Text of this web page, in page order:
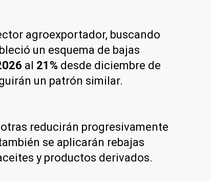
agroexportador, buscando
un esquema de bajas
al 21% desde diciembre de
un patrón similar.
reducirán progresivamente
se aplicarán rebajas
y productos derivados.